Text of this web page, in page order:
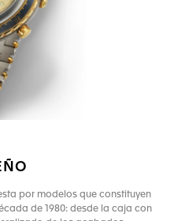
por modelos que constituyen
de 1980: desde la caja con